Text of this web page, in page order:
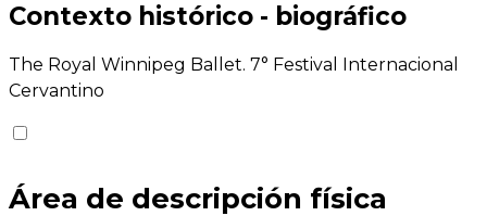
Contexto histórico - biográfico
The Royal Winnipeg Ballet. 7° Festival Internacional
Cervantino
Área de descripción física